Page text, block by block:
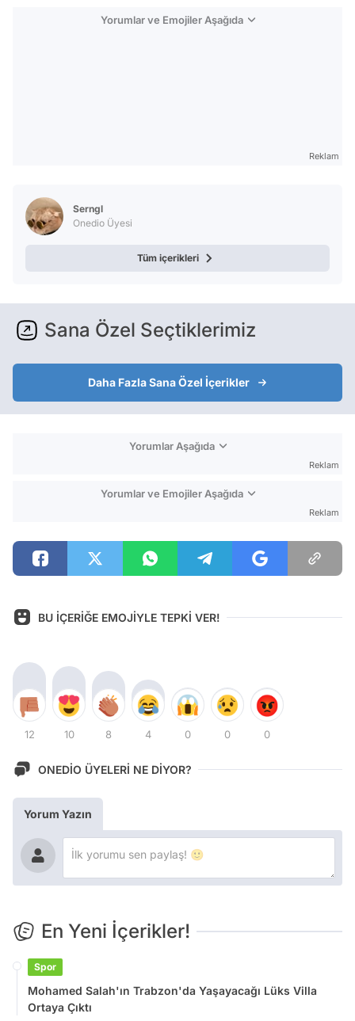
Yorumlar ve Emojiler Aşağıda
Reklam
Serngl
Onedio Üyesi
Tüm içerikleri
Sana Özel Seçtiklerimiz
Daha Fazla Sana Özel İçerikler
Yorumlar Aşağıda
Reklam
Yorumlar ve Emojiler Aşağıda
Reklam
BU İÇERİĞE EMOJİYLE TEPKİ VER!
12 10 8 4 0 0 0
ONEDİO ÜYELERİ NE DİYOR?
Yorum Yazın
En Yeni İçerikler!
Spor
Mohamed Salah'ın Trabzon'da Yaşayacağı Lüks Villa
Ortaya Çıktı